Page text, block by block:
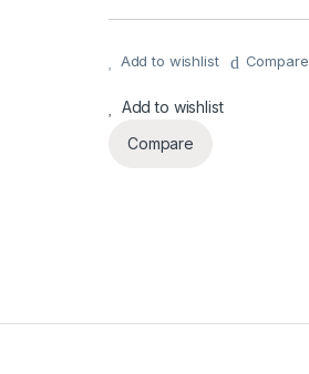
Add to wishlist Compare
Add to wishlist
Compare